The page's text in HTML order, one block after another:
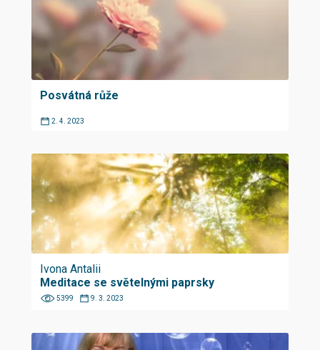
Posvátná růže
2. 4. 2023
Ivona Antalii
Meditace se světelnými paprsky
5399 9. 3. 2023